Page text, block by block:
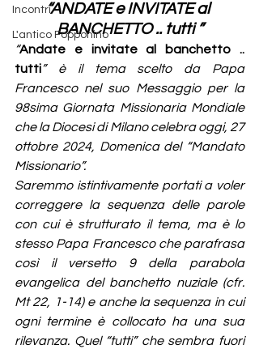
Incontri
L'antico Fopponino
“ANDATE e INVITATE al
BANCHETTO .. tutti ”
“Andate e invitate al banchetto ..
tutti” è il tema scelto da Papa
Francesco nel suo Messaggio per la
98sima Giornata Missionaria Mondiale
che la Diocesi di Milano celebra oggi, 27
ottobre 2024, Domenica del “Mandato
Missionario”.
Saremmo istintivamente portati a voler
correggere la sequenza delle parole
con cui è strutturato il tema, ma è lo
stesso Papa Francesco che parafrasa
così il versetto 9 della parabola
evangelica del banchetto nuziale (cfr.
Mt 22, 1-14) e anche la sequenza in cui
ogni termine è collocato ha una sua
rilevanza. Quel “tutti” che sembra fuori